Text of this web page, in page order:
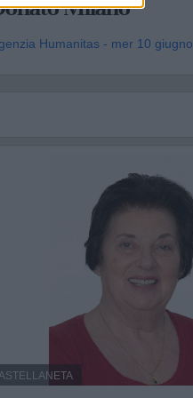
Milano
Humanitas - mer 10 giugno